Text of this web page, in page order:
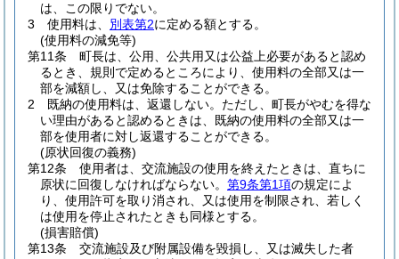
は、この限りでない。
3
使用料は、 別表第2に定める額とする。
(使用料の減免等)
第11条
町長は、公用、公共用又は公益上必要があると認め
るとき、規則で定めるところにより、使用料の全部又は一
部を減額し、又は免除することができる。
2
既納の使用料は、返還しない。 ただし、町長がやむを得な
い理由があると認めるときは、既納の使用料の全部又は一
部を使用者に対し返還することができる。
(原状回復の義務)
第12条
使用者は、交流施設の使用を終えたときは、直ちに
原状に回復しなければならない。 第9条第1項の規定によ
り、使用許可を取り消され、又は使用を制限され、若しく
は使用を停止されたときも同様とする。
(損害賠償)
第13条
交流施設及び附属設備を毀損し、又は滅失した者